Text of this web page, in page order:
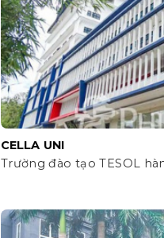
CELLA UNI
Trường đào tạo TESOL